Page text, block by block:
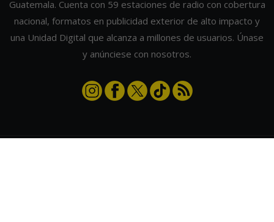
Guatemala. Cuenta con 59 estaciones de radio con cobertura
nacional, formatos en publicidad exterior de alto impacto y
una Unidad Digital que alcanza a millones de usuarios. Únase
y anúnciese con nosotros.